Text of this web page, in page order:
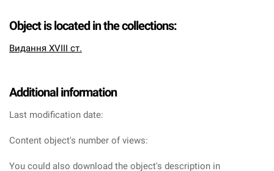
Object is located in the collections:
Видання XVIII ст.
Additional information
Last modification date:
Content object's number of views:
You could also download the object's description in